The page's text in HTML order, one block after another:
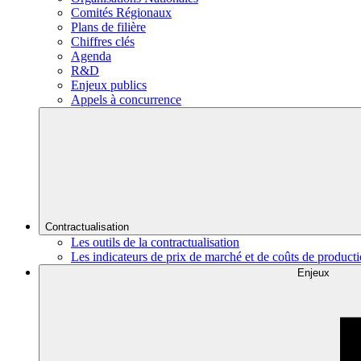
Comités Régionaux
Plans de filière
Chiffres clés
Agenda
R&D
Enjeux publics
Appels à concurrence
Contractualisation
Les outils de la contractualisation
Les indicateurs de prix de marché et de coûts de
Enjeux